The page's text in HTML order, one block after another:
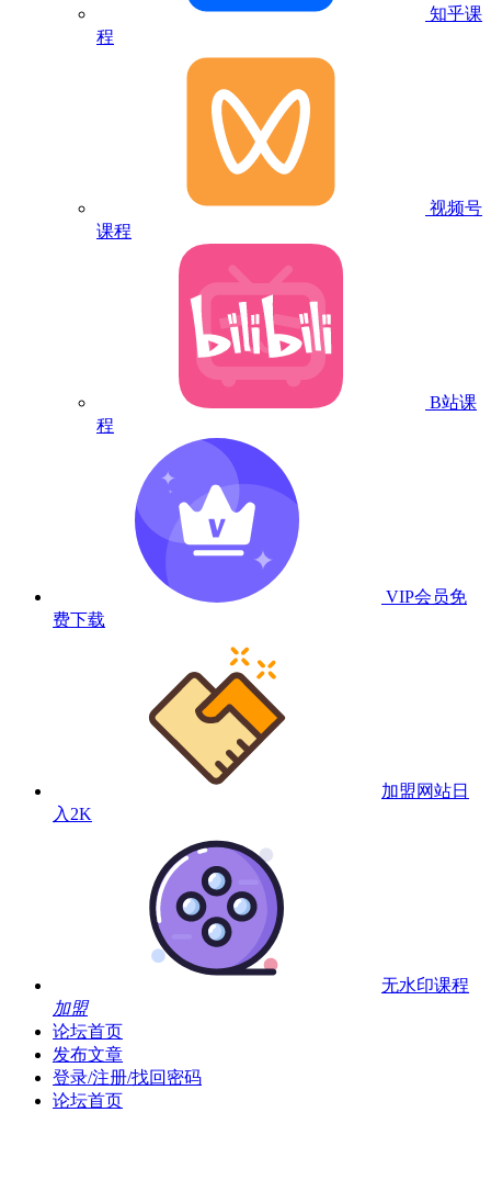
知乎课
程
视频号
课程
B站课
程
VIP会员免
费下载
加盟网站日
入2K
无水印课程
加盟
论坛首页
发布文章
登录/注册/找回密码
论坛首页